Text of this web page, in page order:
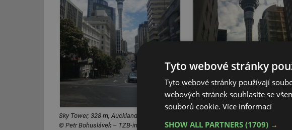
Sky Tower, 328 m, Auckland
© Petr Bohuslávek – TZB-info 2012
© Viktor Malina 2012
Tyto webové stránky
Tyto webové stránky používají
webových stránek souhlasíte se
souborů cookie. Více informací
SHOW ALL PARTNERS (1709) →